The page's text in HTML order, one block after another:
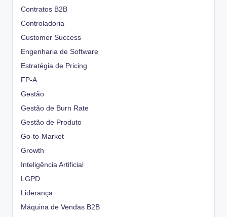
Contratos B2B
Controladoria
Customer Success
Engenharia de Software
Estratégia de Pricing
FP-A
Gestão
Gestão de Burn Rate
Gestão de Produto
Go-to-Market
Growth
Inteligência Artificial
LGPD
Liderança
Máquina de Vendas B2B